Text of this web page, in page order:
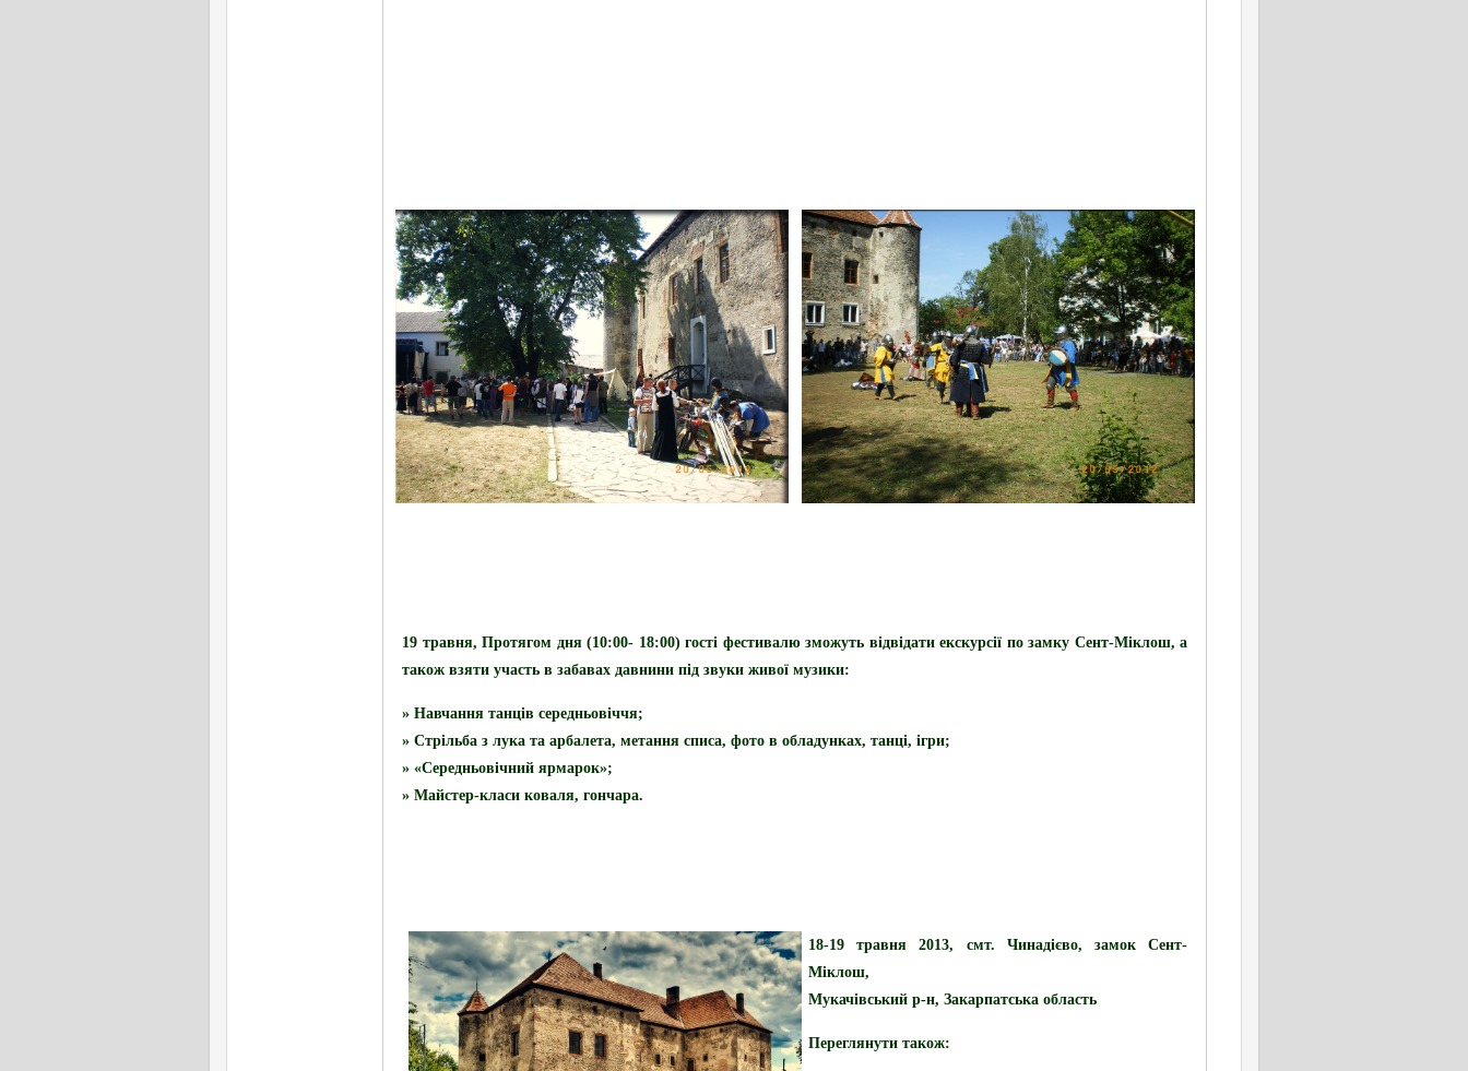
19 травня, Протягом дня (10:00- 18:00) гості фестивалю зможуть відвідати екскурсії по замку Сент-Міклош, а
також взяти участь в забавах давнини під звуки живої музики:
» Навчання танців середньовіччя;
» Стрільба з лука та арбалета, метання списа, фото в обладунках, танці, ігри;
» «Середньовічний ярмарок»;
» Майстер-класи коваля, гончара.
18-19 травня 2013, смт. Чинадієво, замок Сент-
Міклош,
Мукачівський р-н, Закарпатська область
Переглянути також: